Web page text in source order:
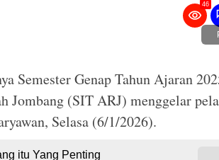
46
Semester Genap Tahun Ajaran
Jombang (SIT ARJ) menggelar
Selasa (6/1/2026).
itu Yang Penting